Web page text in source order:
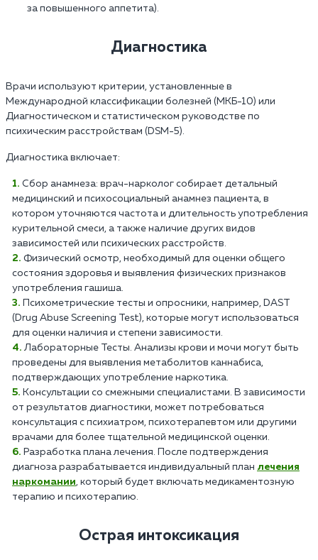
за повышенного аппетита).
Диагностика
Врачи используют критерии, установленные в
Международной классификации болезней (МКБ-10) или
Диагностическом и статистическом руководстве по
психическим расстройствам (DSM-5).
Диагностика включает:
Сбор анамнеза: врач-нарколог собирает детальный
медицинский и психосоциальный анамнез пациента, в
котором уточняются частота и длительность употребления
курительной смеси, а также наличие других видов
зависимостей или психических расстройств.
Физический осмотр, необходимый для оценки общего
состояния здоровья и выявления физических признаков
употребления гашиша.
Психометрические тесты и опросники, например, DAST
(Drug Abuse Screening Test), которые могут использоваться
для оценки наличия и степени зависимости.
Лабораторные Тесты. Анализы крови и мочи могут быть
проведены для выявления метаболитов каннабиса,
подтверждающих употребление наркотика.
Консультации со смежными специалистами. В зависимости
от результатов диагностики, может потребоваться
консультация с психиатром, психотерапевтом или другими
врачами для более тщательной медицинской оценки.
Разработка плана лечения. После подтверждения
диагноза разрабатывается индивидуальный план лечения
наркомании, который будет включать медикаментозную
терапию и психотерапию.
Острая интоксикация